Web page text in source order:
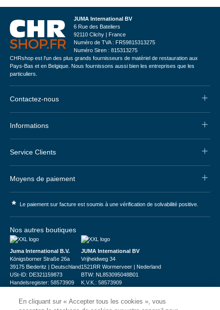
JUMA International BV
6 Rue des Bateliers
92110 Clichy | France
Numéro de TVA : FR59815313275
Numéro Siren : 815313275
CHRshop est l'un des plus grands fournisseurs de matériel de restauration aux
Pays-Bas et en Belgique. Nous fournissons aussi bien les entreprises que les
particuliers.
Contactez-nous
Informations
Service Clients
Moyens de paiement
* Le paiement sur facture est soumis à une vérification de solvabilité positive.
Nos autres boutiques
Juma International B.V.
Königsborner Straße 26a
39175 Biederitz | Deutschland
USt-ID: DE321159873
Handelsregister: 58573909
JUMA International BV
Vrijheidweg 34
1521RR Wormerveer | Nederland
BTW: NL853095048B01
K.V.K.: 58573909
En cliquant sur « Accepter tous les cookies », vous